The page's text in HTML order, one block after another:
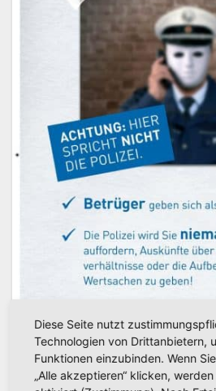
Diese Seite nutzt
Technologien von Drittanbietern,
Funktionen einzubinden. Wenn
„Alle akzeptieren“ klicken,